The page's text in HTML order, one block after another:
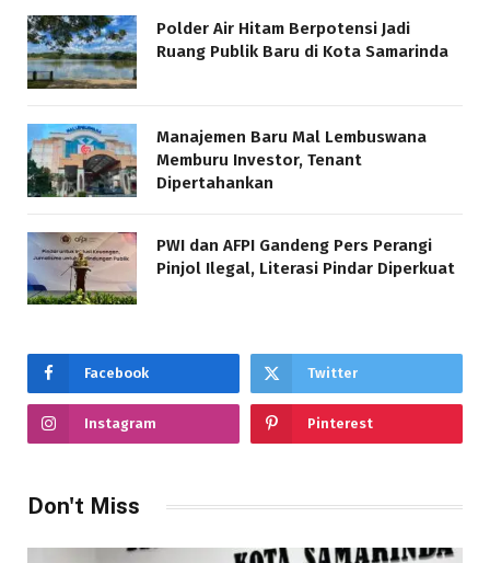
Polder Air Hitam Berpotensi Jadi
Ruang Publik Baru di Kota Samarinda
Manajemen Baru Mal Lembuswana
Memburu Investor, Tenant
Dipertahankan
PWI dan AFPI Gandeng Pers Perangi
Pinjol Ilegal, Literasi Pindar Diperkuat
Facebook Twitter
Instagram Pinterest
Don't Miss